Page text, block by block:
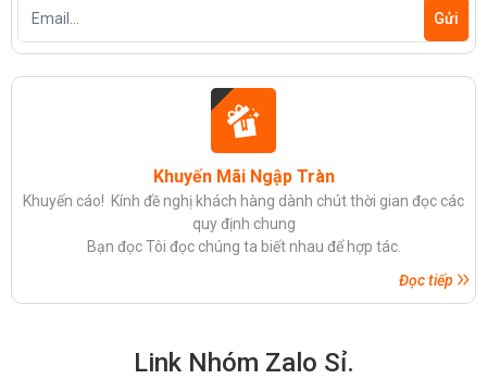
Khuyến Mãi Ngập Tràn
Khuyến cáo! Kính đề nghị khách hàng dành chút thời gian đọc các
quy định chung
Bạn đọc Tôi đọc chúng ta biết nhau để hợp tác.
Đọc tiếp
Link Nhóm Zalo Sỉ.